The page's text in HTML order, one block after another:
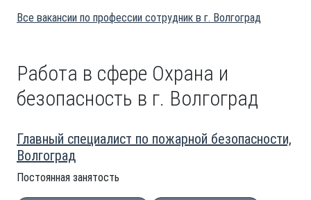
Все вакансии по профессии сотрудник в г. Волгоград
Работа в сфере Охрана и
безопасность в г. Волгоград
Главный специалист по пожарной безопасности,
Волгоград
Постоянная занятость